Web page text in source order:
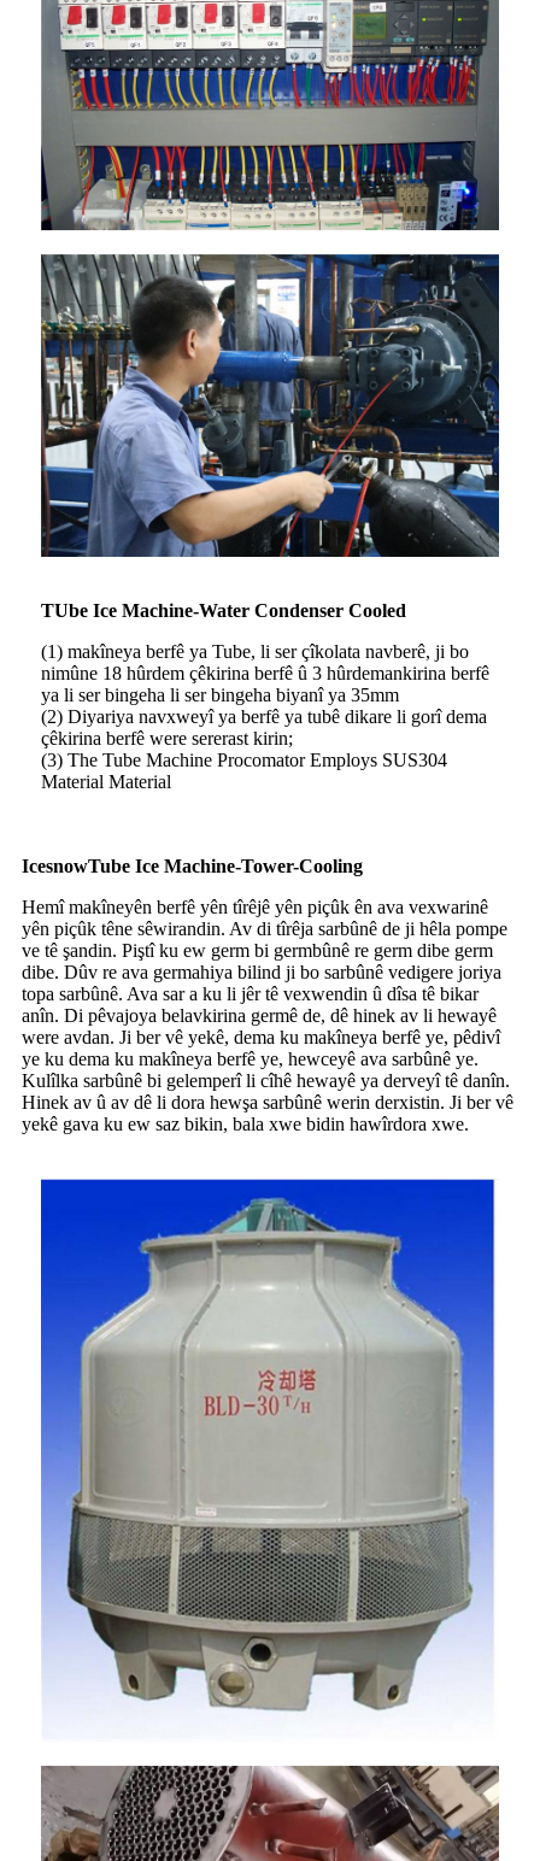
TUbe Ice Machine-Water Condenser Cooled
(1) makîneya berfê ya Tube, li ser çîkolata navberê, ji bo
nimûne 18 hûrdem çêkirina berfê û 3 hûrdemankirina berfê
ya li ser bingeha li ser bingeha biyanî ya 35mm
(2) Diyariya navxweyî ya berfê ya tubê dikare li gorî dema
çêkirina berfê were sererast kirin;
(3) The Tube Machine Procomator Employs SUS304
Material Material
IcesnowTube Ice Machine-Tower-Cooling
Hemî makîneyên berfê yên tîrêjê yên piçûk ên ava vexwarinê
yên piçûk têne sêwirandin. Av di tîrêja sarbûnê de ji hêla pompe
ve tê şandin. Piştî ku ew germ bi germbûnê re germ dibe germ
dibe. Dûv re ava germahiya bilind ji bo sarbûnê vedigere joriya
topa sarbûnê. Ava sar a ku li jêr tê vexwendin û dîsa tê bikar
anîn. Di pêvajoya belavkirina germê de, dê hinek av li hewayê
were avdan. Ji ber vê yekê, dema ku makîneya berfê ye, pêdivî
ye ku dema ku makîneya berfê ye, hewceyê ava sarbûnê ye.
Kulîlka sarbûnê bi gelemperî li cîhê hewayê ya derveyî tê danîn.
Hinek av û av dê li dora hewşa sarbûnê werin derxistin. Ji ber vê
yekê gava ku ew saz bikin, bala xwe bidin hawîrdora xwe.